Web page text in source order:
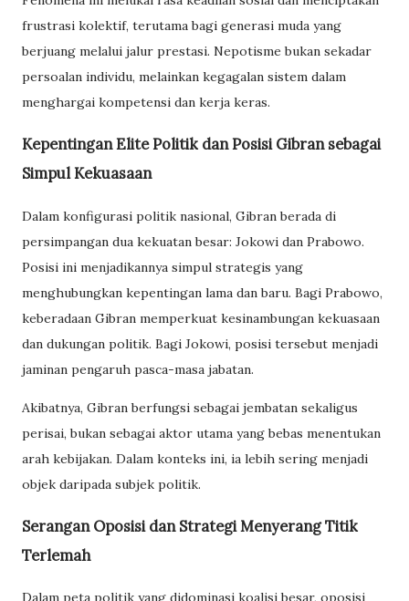
frustrasi kolektif, terutama bagi generasi muda yang
berjuang melalui jalur prestasi. Nepotisme bukan sekadar
persoalan individu, melainkan kegagalan sistem dalam
menghargai kompetensi dan kerja keras.
Kepentingan Elite Politik dan Posisi Gibran sebagai
Simpul Kekuasaan
Dalam konfigurasi politik nasional, Gibran berada di
persimpangan dua kekuatan besar: Jokowi dan Prabowo.
Posisi ini menjadikannya simpul strategis yang
menghubungkan kepentingan lama dan baru. Bagi Prabowo,
keberadaan Gibran memperkuat kesinambungan kekuasaan
dan dukungan politik. Bagi Jokowi, posisi tersebut menjadi
jaminan pengaruh pasca-masa jabatan.
Akibatnya, Gibran berfungsi sebagai jembatan sekaligus
perisai, bukan sebagai aktor utama yang bebas menentukan
arah kebijakan. Dalam konteks ini, ia lebih sering menjadi
objek daripada subjek politik.
Serangan Oposisi dan Strategi Menyerang Titik
Terlemah
Dalam peta politik yang didominasi koalisi besar, oposisi